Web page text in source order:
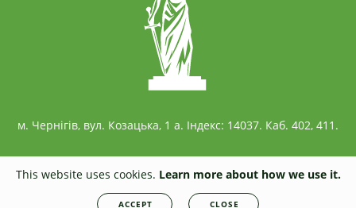
м. Чернігів, вул. Козацька, 1 а. Індекс: 14037. Каб. 402, 411.
civil.stu.cn.uaAll rights reserved. Any unauthorized copying is strictly
This website uses cookies. Learn more about how we use it.
ACCEPT CLOSE